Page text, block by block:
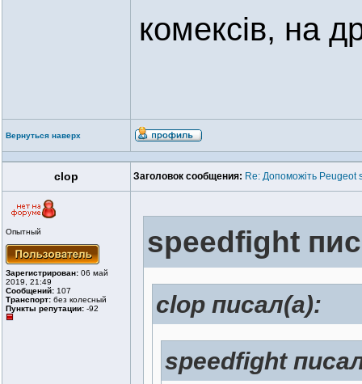
комексів, на
Вернуться наверх
clop Заголовок сообщения: Re: Допоможіть Peugeot
Опытный
Зарегистрирован: 06 май
2019, 21:49
Сообщений: 107
Транспорт: без колесный
Пункты репутации: -92
speedfight
clop писал(а):
speedfight